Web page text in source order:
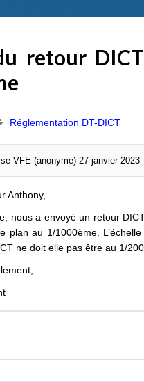
retour
Réglementation DT-DICT
VFE (anonyme) 27 janvier 2023
Anthony,
nous a envoyé un retour
plan au 1/1000ème.
ne doit elle pas être au 1/